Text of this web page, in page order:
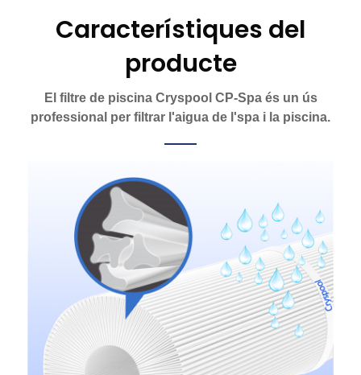
Característiques del
producte
El filtre de piscina Cryspool CP-Spa és un ús
professional per filtrar l'aigua de l'spa i la piscina.